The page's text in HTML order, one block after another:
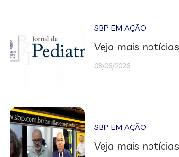
SBP EM AÇÃO
Veja mais notícias
08/06/2026
SBP EM AÇÃO
Veja mais notícias